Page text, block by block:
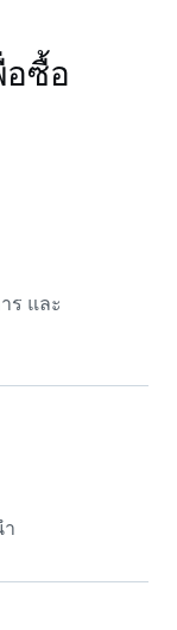
อซื้อ
ร และ